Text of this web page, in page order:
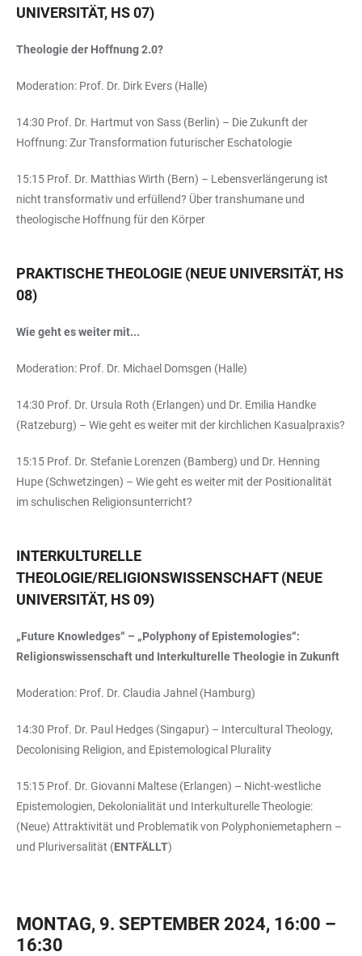
UNIVERSITÄT, HS 07)
Theologie der Hoffnung 2.0?
Moderation: Prof. Dr. Dirk Evers (Halle)
14:30 Prof. Dr. Hartmut von Sass (Berlin) – Die Zukunft der
Hoffnung: Zur Transformation futurischer Eschatologie
15:15 Prof. Dr. Matthias Wirth (Bern) – Lebensverlängerung ist
nicht transformativ und erfüllend? Über transhumane und
theologische Hoffnung für den Körper
PRAKTISCHE THEOLOGIE (NEUE UNIVERSITÄT, HS
08)
Wie geht es weiter mit...
Moderation: Prof. Dr. Michael Domsgen (Halle)
14:30 Prof. Dr. Ursula Roth (Erlangen) und Dr. Emilia Handke
(Ratzeburg) – Wie geht es weiter mit der kirchlichen Kasualpraxis?
15:15 Prof. Dr. Stefanie Lorenzen (Bamberg) und Dr. Henning
Hupe (Schwetzingen) – Wie geht es weiter mit der Positionalität
im schulischen Religionsunterricht?
INTERKULTURELLE
THEOLOGIE/RELIGIONSWISSENSCHAFT (NEUE
UNIVERSITÄT, HS 09)
„Future Knowledges“ – „Polyphony of Epistemologies“:
Religionswissenschaft und Interkulturelle Theologie in Zukunft
Moderation: Prof. Dr. Claudia Jahnel (Hamburg)
14:30 Prof. Dr. Paul Hedges (Singapur) – Intercultural Theology,
Decolonising Religion, and Epistemological Plurality
15:15 Prof. Dr. Giovanni Maltese (Erlangen) – Nicht-westliche
Epistemologien, Dekolonialität und Interkulturelle Theologie:
(Neue) Attraktivität und Problematik von Polyphoniemetaphern –
und Pluriversalität (ENTFÄLLT)
MONTAG, 9. SEPTEMBER 2024, 16:00 –
16:30